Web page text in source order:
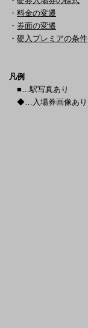
・ 料金の変遷
・ 券面の変遷
・ 硬入プレミアの条件
凡例
■…駅写真あり
◆…入場券画像あり